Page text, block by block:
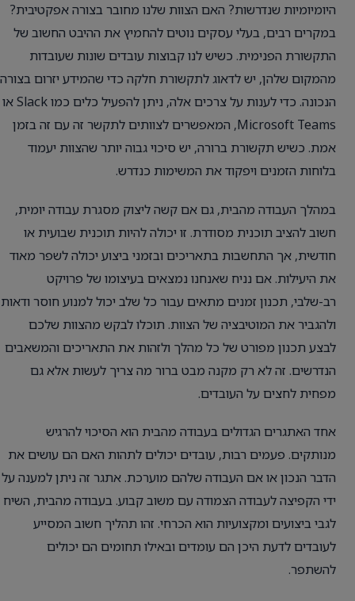
היומיומיות שנדרשות? האם הצוות שלנו מחובר בצורה אפקטיבית?
במקרים רבים, בעלי עסקים נוטים להחמיץ את ההיבט החשוב של
התקשורת הפנימית. כשיש לנו קבוצות עובדים שונות שעובדות
מהמקום שלהן, יש לדאוג לתקשורת חלקה כדי שהמידע יזרום בצורה
הנכונה. כדי לענות על צרכים אלה, ניתן להפעיל כלים כמו Slack או
Microsoft Teams, המאפשרים לצוותים לתקשר זה עם זה בזמן
אמת. כשיש תקשורת ברורה, יש סיכוי גבוה יותר שהצוות יעמוד
בלוחות הזמנים ויפקוד את המשימות כנדרש.
במהלך העבודה מהבית, גם אם קשה ליצוק מסגרת עבודה יומית,
חשוב להציב תוכנית מסודרת. זו יכולה להיות תוכנית שבועית או
חודשית, אך התחשבות בתאריכים ובזמני ביצוע יכולה לשפר מאוד
את היעילות. אם נניח שאנחנו נמצאים בעיצומו של פרויקט
רב-שלבי, תכנון זמנים מתאים עבור כל שלב יכול למנוע חוסר ודאות
ולהגביר את המוטיבציה של הצוות. תוכלו לבקש מהצוות שלכם
לבצע תכנון מפורט של כל מהלך ולזהות את התאריכים והמשאבים
הנדרשים. זה לא רק מקנה מבט ברור מה צריך לעשות אלא גם
מפחית לחצים על העובדים.
אחד האתגרים הגדולים בעבודה מהבית הוא הסיכוי להרגיש
מנותקים. פעמים רבות, עובדים יכולים לתהות האם הם עושים את
הדבר הנכון או אם העבודה שלהם מוערכת. אתגר זה ניתן למענה על
ידי הקפיצה לעבודה הצמודה עם משוב קבוע. בעבודה מהבית, השיח
לגבי ביצועים ומקצועיות הוא הכרחי. זהו תהליך חשוב המסייע
לעובדים לדעת היכן הם עומדים ובאילו תחומים הם יכולים
להשתפר.